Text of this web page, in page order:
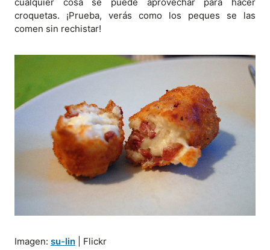
cualquier cosa se puede aprovechar para hacer
croquetas. ¡Prueba, verás como los peques se las
comen sin rechistar!
Imagen: su-lin | Flickr